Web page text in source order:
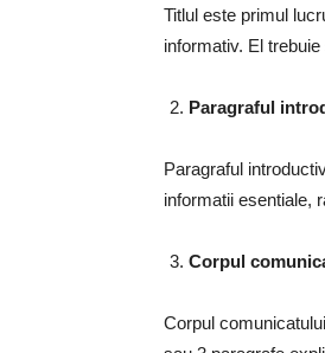
Titlul este primul
informativ. El
Paragraful
Paragraful
informatii esentiale,
Corpul
Corpul